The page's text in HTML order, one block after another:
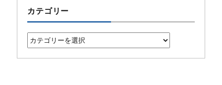
カテゴリー
カ
テ
ゴ